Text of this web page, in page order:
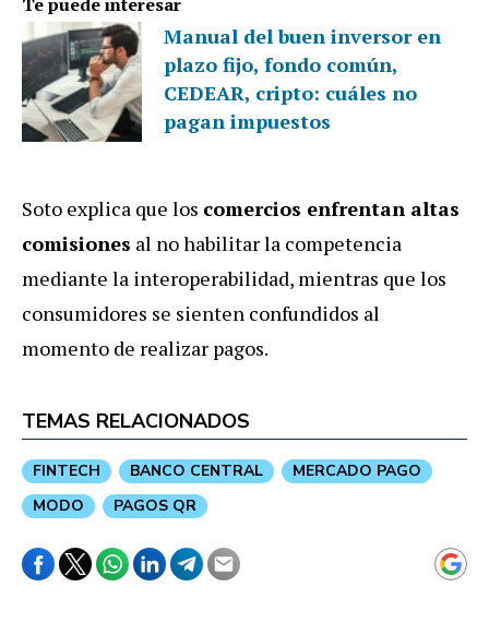
Manual del buen inversor en
plazo fijo, fondo común,
CEDEAR, cripto: cuáles no
pagan impuestos
Soto explica que los comercios enfrentan altas
comisiones al no habilitar la competencia
mediante la interoperabilidad, mientras que los
consumidores se sienten confundidos al
momento de realizar pagos.
TEMAS RELACIONADOS
FINTECH BANCO CENTRAL
MERCADO PAGO
MODO
PAGOS QR